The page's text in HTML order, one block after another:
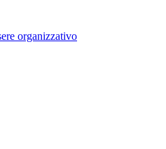
organizzativo